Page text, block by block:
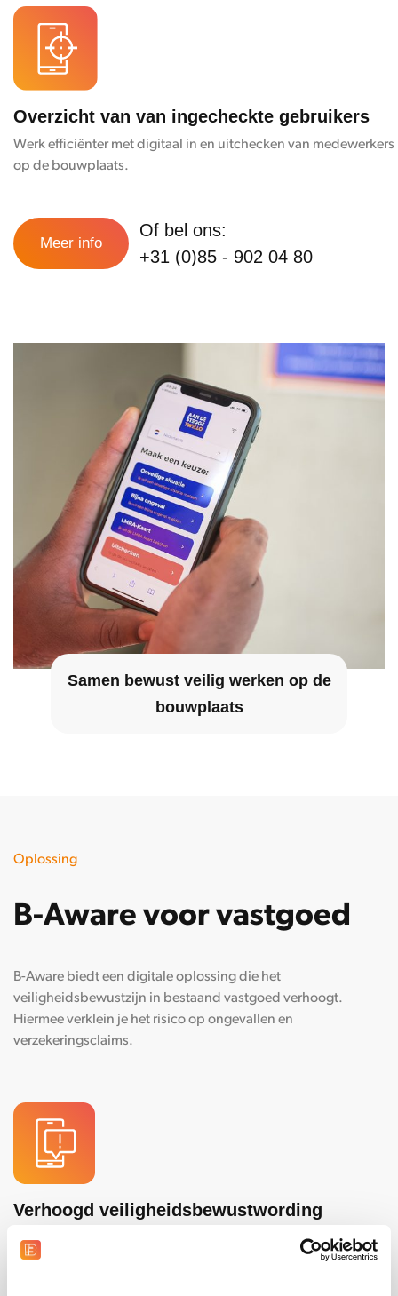
Overzicht van van ingecheckte gebruikers
Werk efficiënter met digitaal in en uitchecken van medewerkers
op de bouwplaats.
Meer info
Of bel ons:
+31 (0)85 - 902 04 80
Samen bewust veilig werken op de
bouwplaats
Oplossing
B-Aware voor vastgoed
B-Aware biedt een digitale oplossing die het
veiligheidsbewustzijn in bestaand vastgoed verhoogt.
Hiermee verklein je het risico op ongevallen en
verzekeringsclaims.
Verhoogd veiligheidsbewustwording
Creëer meer veiligheidsbewustzijn tijdens werkzaamheden in
een object of pand.​